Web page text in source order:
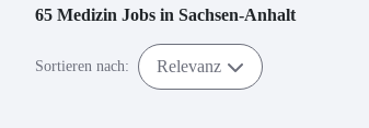
65 Medizin Jobs in Sachsen-Anhalt
Sortieren nach: Relevanz